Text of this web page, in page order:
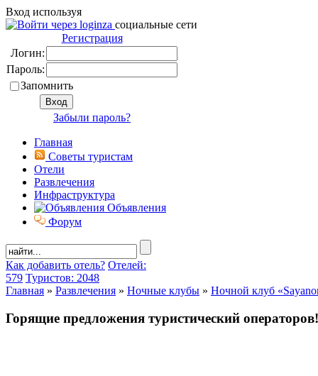
Вход используя
социальные сети
Регистрация
Логин:
Пароль:
Запомнить
Забыли пароль?
Главная
Советы туристам
Отели
Развлечения
Инфраструктура
Объявления
Форум
Как добавить отель? Отелей:
579 Туристов: 2048
Главная » Развлечения » Ночные клубы » Ночной клуб
Горящие предложения туристический операторов!